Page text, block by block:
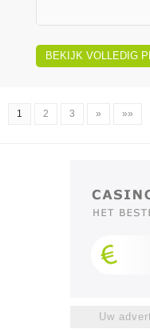
BEKIJK VOLLEDIG
1 2 3 » »»
Uw